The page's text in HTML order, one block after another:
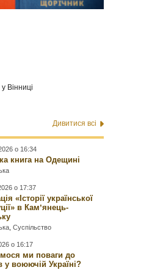
у Вінниці
Дивитися всі
о 16:34
книга на Одещині
о 17:37
«Історії української
в Камʼянець-
,Суспільство
о 16:17
ми поваги до
у воюючій Україні?